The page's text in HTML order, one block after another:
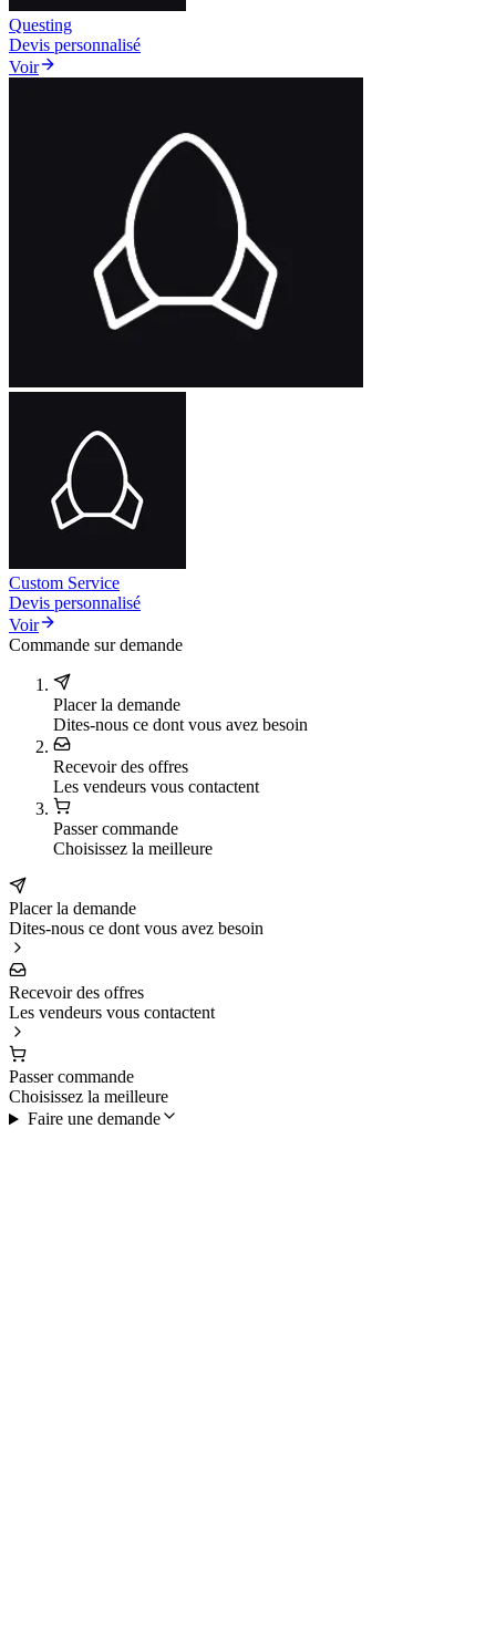
Questing
Devis personnalisé
Voir
Custom Service
Devis personnalisé
Voir
Commande sur demande
Placer la demande
Dites-nous ce dont vous avez besoin
Recevoir des offres
Les vendeurs vous contactent
Passer commande
Choisissez la meilleure
Placer la demande
Dites-nous ce dont vous avez besoin
Recevoir des offres
Les vendeurs vous contactent
Passer commande
Choisissez la meilleure
Faire une demande